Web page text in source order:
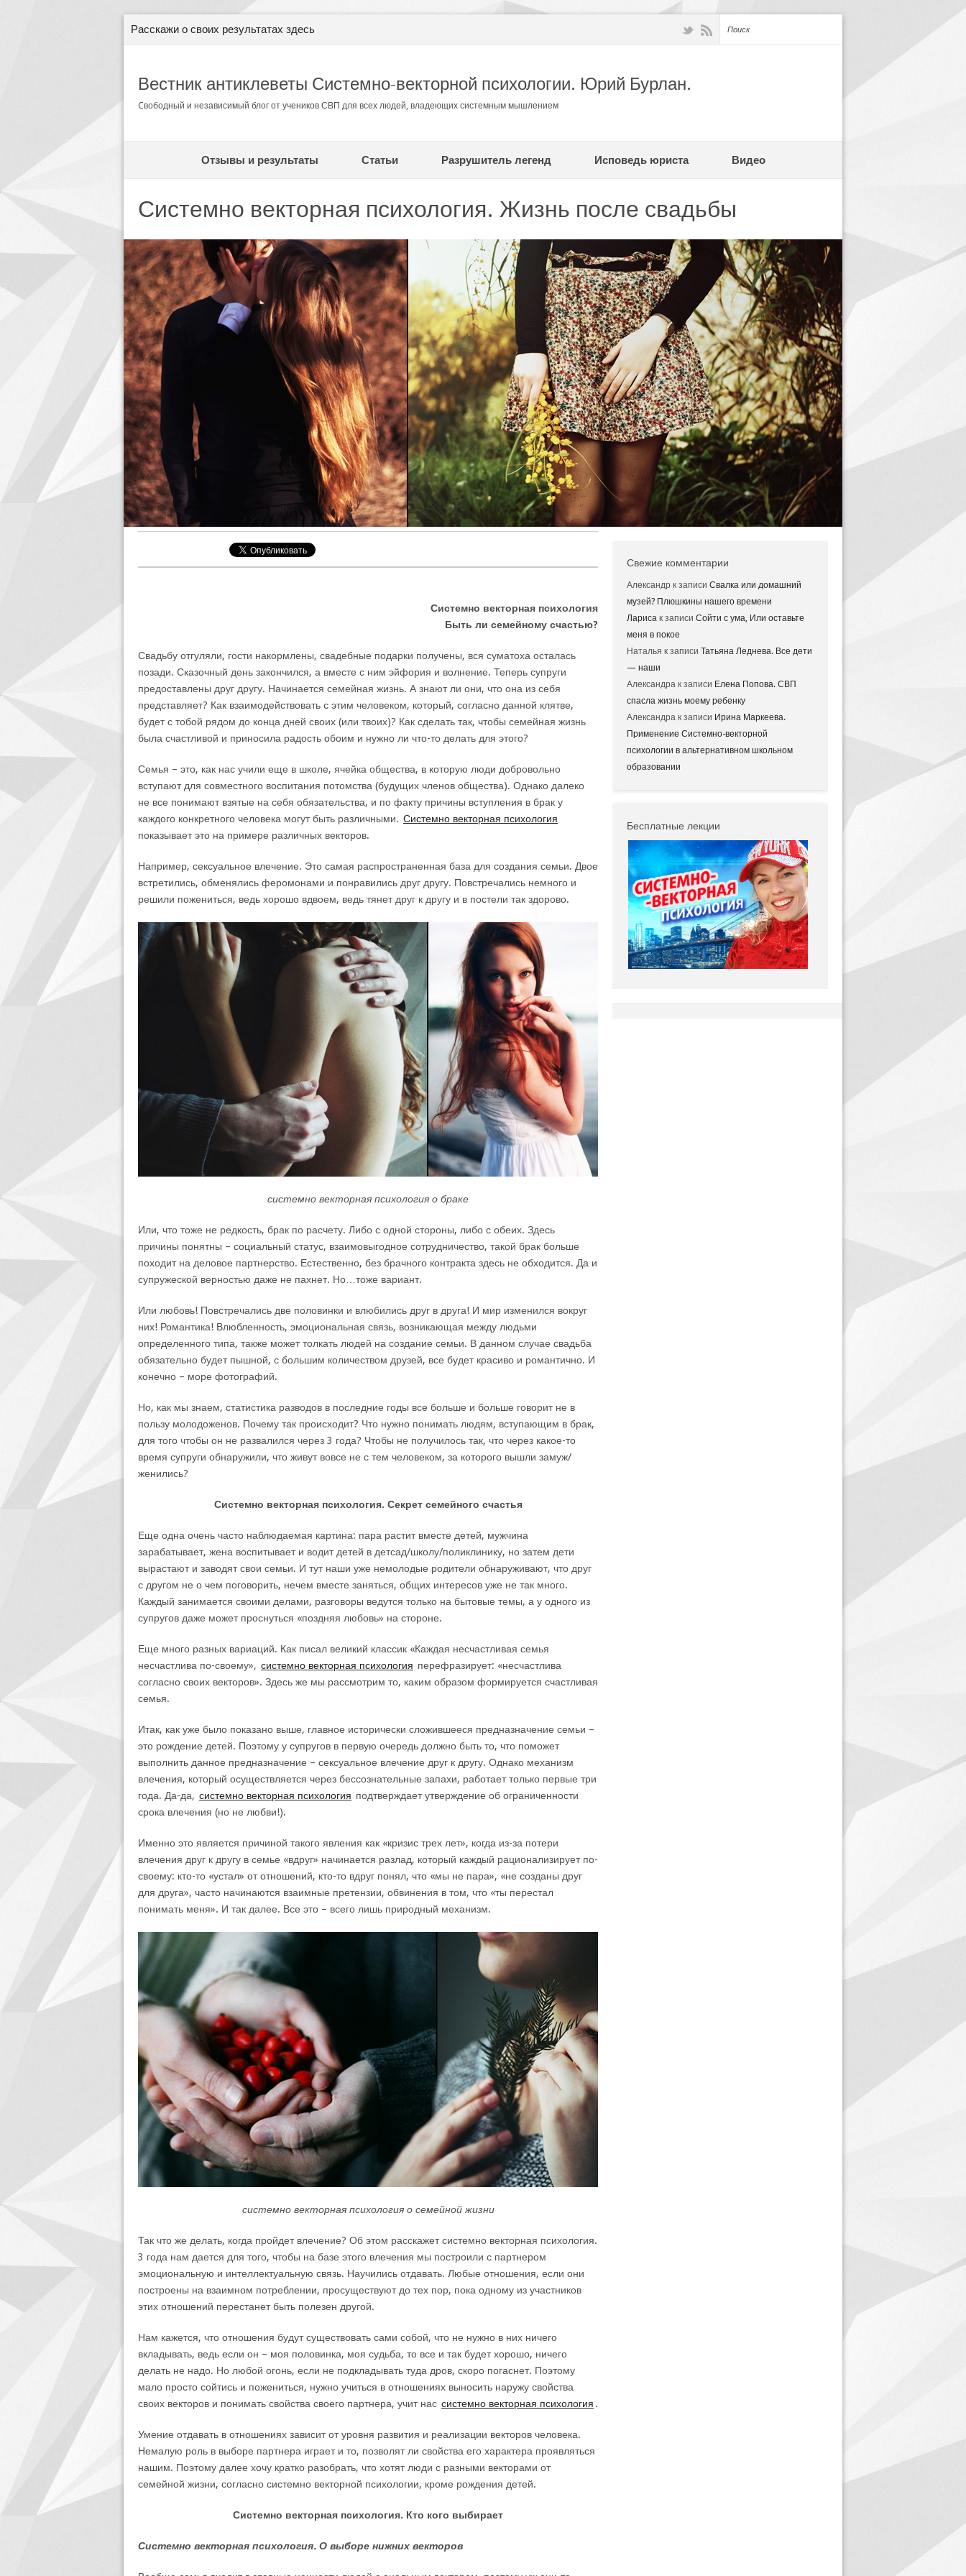
Расскажи о своих результатах здесь
Вестник антиклеветы Системно-векторной психологии. Юрий Бурлан.
Cвободный и независимый блог от учеников СВП для всех людей, владеющих системным мышлением
Отзывы и результаты Статьи Разрушитель легенд Исповедь юриста Видео
Системно векторная психология. Жизнь после свадьбы
Системно векторная психология
Быть ли семейному счастью?
Свадьбу отгуляли, гости накормлены, свадебные подарки получены, вся суматоха осталась
позади. Сказочный день закончился, а вместе с ним эйфория и волнение. Теперь супруги
предоставлены друг другу. Начинается семейная жизнь. А знают ли они, что она из себя
представляет? Как взаимодействовать с этим человеком, который, согласно данной клятве,
будет с тобой рядом до конца дней своих (или твоих)? Как сделать так, чтобы семейная жизнь
была счастливой и приносила радость обоим и нужно ли что-то делать для этого?
Семья – это, как нас учили еще в школе, ячейка общества, в которую люди добровольно
вступают для совместного воспитания потомства (будущих членов общества). Однако далеко
не все понимают взятые на себя обязательства, и по факту причины вступления в брак у
каждого конкретного человека могут быть различными. Системно векторная психология
показывает это на примере различных векторов.
Например, сексуальное влечение. Это самая распространенная база для создания семьи. Двое
встретились, обменялись феромонами и понравились друг другу. Повстречались немного и
решили пожениться, ведь хорошо вдвоем, ведь тянет друг к другу и в постели так здорово.
системно векторная психология о браке
Или, что тоже не редкость, брак по расчету. Либо с одной стороны, либо с обеих. Здесь
причины понятны – социальный статус, взаимовыгодное сотрудничество, такой брак больше
походит на деловое партнерство. Естественно, без брачного контракта здесь не обходится. Да и
супружеской верностью даже не пахнет. Но…тоже вариант.
Или любовь! Повстречались две половинки и влюбились друг в друга! И мир изменился вокруг
них! Романтика! Влюбленность, эмоциональная связь, возникающая между людьми
определенного типа, также может толкать людей на создание семьи. В данном случае свадьба
обязательно будет пышной, с большим количеством друзей, все будет красиво и романтично. И
конечно – море фотографий.
Но, как мы знаем, статистика разводов в последние годы все больше и больше говорит не в
пользу молодоженов. Почему так происходит? Что нужно понимать людям, вступающим в брак,
для того чтобы он не развалился через 3 года? Чтобы не получилось так, что через какое-то
время супруги обнаружили, что живут вовсе не с тем человеком, за которого вышли замуж/
женились?
Системно векторная психология. Секрет семейного счастья
Еще одна очень часто наблюдаемая картина: пара растит вместе детей, мужчина
зарабатывает, жена воспитывает и водит детей в детсад/школу/поликлинику, но затем дети
вырастают и заводят свои семьи. И тут наши уже немолодые родители обнаруживают, что друг
с другом не о чем поговорить, нечем вместе заняться, общих интересов уже не так много.
Каждый занимается своими делами, разговоры ведутся только на бытовые темы, а у одного из
супругов даже может проснуться «поздняя любовь» на стороне.
Еще много разных вариаций. Как писал великий классик «Каждая несчастливая семья
несчастлива по-своему», системно векторная психология перефразирует: «несчастлива
согласно своих векторов». Здесь же мы рассмотрим то, каким образом формируется счастливая
семья.
Итак, как уже было показано выше, главное исторически сложившееся предназначение семьи –
это рождение детей. Поэтому у супругов в первую очередь должно быть то, что поможет
выполнить данное предназначение – сексуальное влечение друг к другу. Однако механизм
влечения, который осуществляется через бессознательные запахи, работает только первые три
года. Да-да, системно векторная психология подтверждает утверждение об ограниченности
срока влечения (но не любви!).
Именно это является причиной такого явления как «кризис трех лет», когда из-за потери
влечения друг к другу в семье «вдруг» начинается разлад, который каждый рационализирует по-
своему: кто-то «устал» от отношений, кто-то вдруг понял, что «мы не пара», «не созданы друг
для друга», часто начинаются взаимные претензии, обвинения в том, что «ты перестал
понимать меня». И так далее. Все это – всего лишь природный механизм.
системно векторная психология о семейной жизни
Так что же делать, когда пройдет влечение? Об этом расскажет системно векторная психология.
3 года нам дается для того, чтобы на базе этого влечения мы построили с партнером
эмоциональную и интеллектуальную связь. Научились отдавать. Любые отношения, если они
построены на взаимном потреблении, просуществуют до тех пор, пока одному из участников
этих отношений перестанет быть полезен другой.
Нам кажется, что отношения будут существовать сами собой, что не нужно в них ничего
вкладывать, ведь если он – моя половинка, моя судьба, то все и так будет хорошо, ничего
делать не надо. Но любой огонь, если не подкладывать туда дров, скоро погаснет. Поэтому
мало просто сойтись и пожениться, нужно учиться в отношениях выносить наружу свойства
своих векторов и понимать свойства своего партнера, учит нас системно векторная психология .
Умение отдавать в отношениях зависит от уровня развития и реализации векторов человека.
Немалую роль в выборе партнера играет и то, позволят ли свойства его характера проявляться
нашим. Поэтому далее хочу кратко разобрать, что хотят люди с разными векторами от
семейной жизни, согласно системно векторной психологии, кроме рождения детей.
Системно векторная психология. Кто кого выбирает
Системно векторная психология. О выборе нижних векторов
Свежие комментарии
Александр к записи Свалка или домашний
музей? Плюшкины нашего времени
Лариса к записи Сойти с ума, Или оставьте
меня в покое
Наталья к записи Татьяна Леднева. Все дети
— наши
Александра к записи Елена Попова. СВП
спасла жизнь моему ребенку
Александра к записи Ирина Маркеева.
Применение Системно-векторной
психологии в альтернативном школьном
образовании
Бесплатные лекции